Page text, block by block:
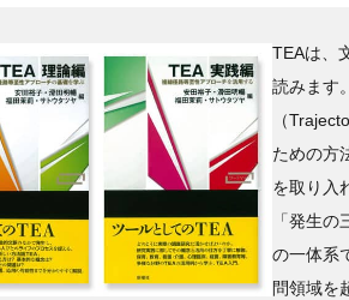
TEAは、
読みます
（
ための方
を取り入
「発生
の一体系
問領域を